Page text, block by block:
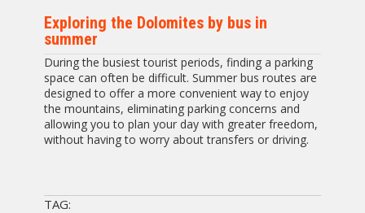
Exploring the Dolomites by bus in
summer
During the busiest tourist periods, finding a parking
space can often be difficult. Summer bus routes are
designed to offer a more convenient way to enjoy
the mountains, eliminating parking concerns and
allowing you to plan your day with greater freedom,
without having to worry about transfers or driving.
TAG: